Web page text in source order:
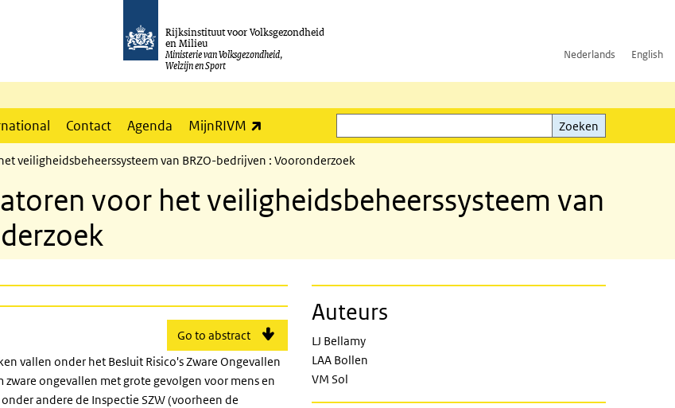
Rijksinstituut voor Volksgezondheid
en Milieu
Ministerie van Volksgezondheid,
Welzijn en Sport
Nederlands English
Contact Agenda MijnRIVM
Zoeken
Zoeken
veiligheidsbeheerssysteem van BRZO-bedrijven : Vooronderzoek
voor het veiligheidsbeheerssysteem van
Go to abstract
vallen onder het Besluit Risico's Zware Ongevallen
ongevallen met grote gevolgen voor mens en
andere de Inspectie SZW (voorheen de
Auteurs
LJ Bellamy
LAA Bollen
VM Sol